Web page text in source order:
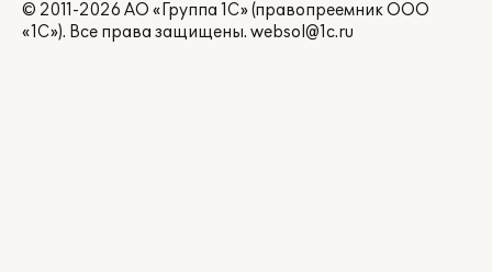
© 2011-2026 АО «Группа 1С» (правопреемник ООО
«1С»). Все права защищены. websol@1c.ru